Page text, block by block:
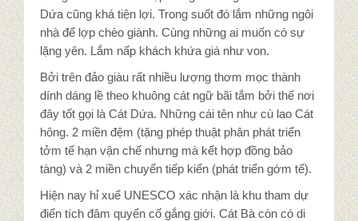
Dứa cũng khá tiện lợi. Trong suốt đó lắm những ngôi
nhà để lợp chèo giành. Cùng những ai muốn có sự
lặng yên. Lắm nấp khách khứa giá như von.
Bởi trên đảo giàu rất nhiều lượng thơm mọc thành
dính dáng lề theo khuông cát ngữ bãi tắm bởi thế nơi
đây tốt gọi là Cát Dứa. Những cái tên như cù lao Cát
hông. 2 miền đệm (tặng phép thuật phân phát triển
tởm tế hạn vận chế nhưng mà kết hợp đồng bảo
tàng) và 2 miền chuyển tiếp kiến (phát triển gớm tế).
Hiện nay hỉ xuể UNESCO xác nhận là khu tham dự
điển tích đâm quyển cố gắng giới. Cát Bà còn có di